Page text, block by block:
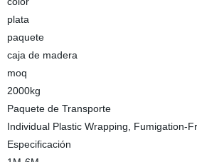
plata
paquete
caja de madera
moq
2000kg
Paquete de Transporte
Individual Plastic Wrapping, Fumigation-
Especificación